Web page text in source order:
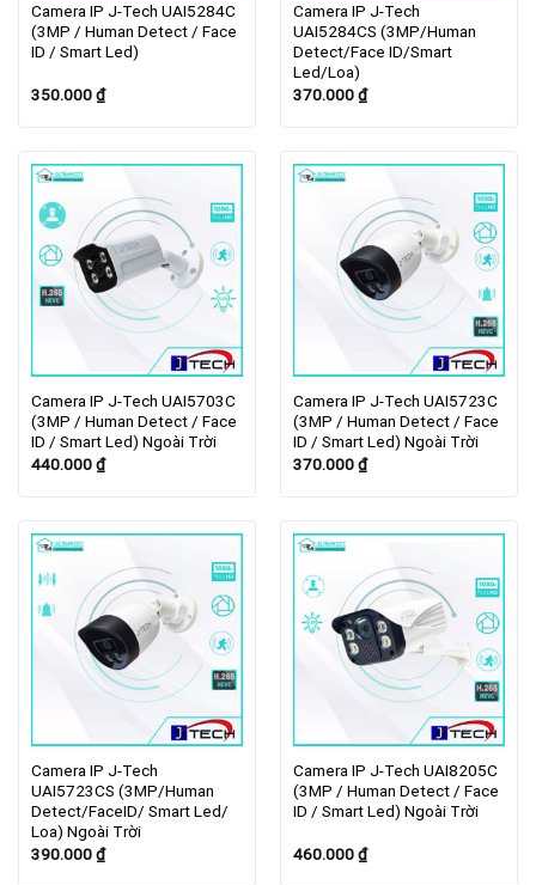
Camera IP J-Tech UAI5284C
(3MP / Human Detect / Face
ID / Smart Led)
350.000₫
Camera IP J-Tech
UAI5284CS (3MP/Human
Detect/Face ID/Smart
Led/Loa)
370.000₫
Camera IP J-Tech UAI5703C
(3MP / Human Detect / Face
ID / Smart Led) Ngoài Trời
440.000₫
Camera IP J-Tech UAI5723C
(3MP / Human Detect / Face
ID / Smart Led) Ngoài Trời
370.000₫
Camera IP J-Tech
UAI5723CS (3MP/Human
Detect/FaceID/ Smart Led/
Loa) Ngoài Trời
390.000₫
Camera IP J-Tech UAI8205C
(3MP / Human Detect / Face
ID / Smart Led) Ngoài Trời
460.000₫